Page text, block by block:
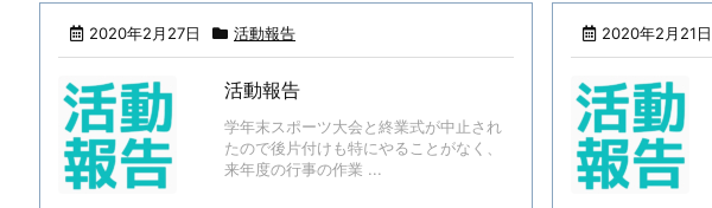
2020年2月27日 活動報告
活動報告
学年末スポーツ大会と終業式が中止され
たので後片付けも特にやることがなく、
来年度の行事の作業 ...
2020年2月21日